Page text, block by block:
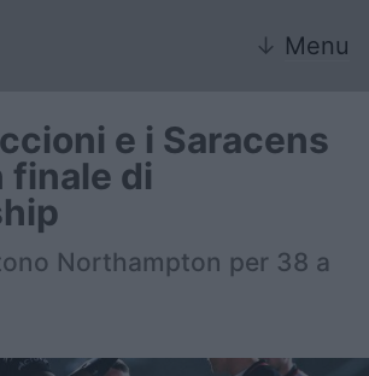
↓ Menu
e i Saracens
finale di
Northampton per 38 a